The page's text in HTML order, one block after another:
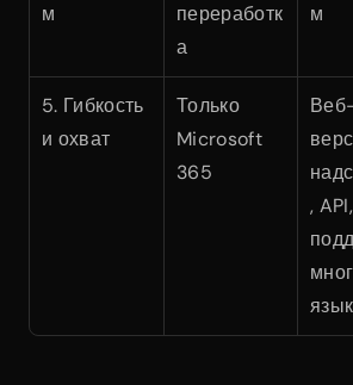
м
переработк
а
м
5. Гибкость
и охват
Только
Microsoft
365
,